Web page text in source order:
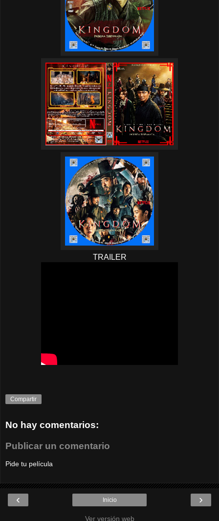
TRAILER
Compartir
No hay comentarios:
Publicar un comentario
Pide tu película
‹ ›
Inicio
Ver versión web